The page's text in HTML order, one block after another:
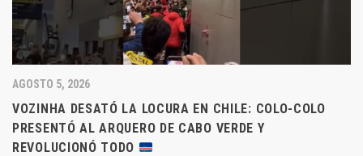
AGOSTO 5, 2026
VOZINHA DESATÓ LA LOCURA EN CHILE: COLO-COLO
PRESENTÓ AL ARQUERO DE CABO VERDE Y
REVOLUCIONÓ TODO